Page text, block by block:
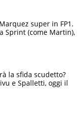
super in FP1.
Sprint (come Martin),
la sfida scudetto?
e Spalletti, oggi il